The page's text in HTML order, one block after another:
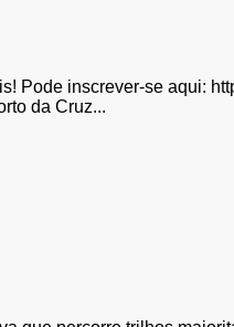
Pode inscrever-se aqui:
da Cruz...